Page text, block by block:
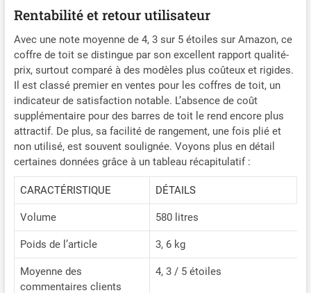
propriété contre les
plus sûr】6 sangles
réglables renforcées, 2
sangles longues extra
mobiles, 6 crochets de
porte, pour garder vos
bagages en place même sur
les autoroutes cahoteuses.
Lorsqu'il n'est pas utilisé, le
sac de toit peut être placé
dans le sac de rangement,
occupant une très petite
surface. 【Garantie de
satisfaction à 100%】Pour
toute question ou
préoccupation, n'hésitez
moment. Notre équipe
Rentabilité et retour utilisateur
Avec une note moyenne de 4, 3 sur 5 étoiles sur Amazon, ce
coffre de toit se distingue par son excellent rapport qualité-
prix, surtout comparé à des modèles plus coûteux et rigides.
Il est classé premier en ventes pour les coffres de toit, un
indicateur de satisfaction notable. L’absence de coût
supplémentaire pour des barres de toit le rend encore plus
attractif. De plus, sa facilité de rangement, une fois plié et
non utilisé, est souvent soulignée. Voyons plus en détail
certaines données grâce à un tableau récapitulatif :
CARACTÉRISTIQUE DÉTAILS
Volume 580 litres
Poids de l’article 3, 6 kg
Moyenne des
commentaires clients
4, 3 / 5 étoiles